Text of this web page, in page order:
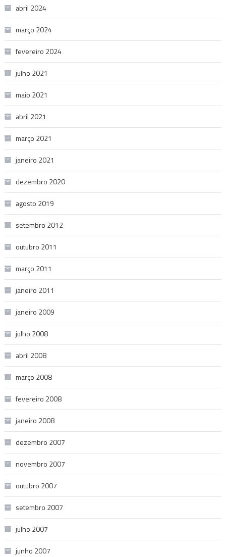
abril 2024
março 2024
fevereiro 2024
julho 2021
maio 2021
abril 2021
março 2021
janeiro 2021
dezembro 2020
agosto 2019
setembro 2012
outubro 2011
março 2011
janeiro 2011
janeiro 2009
julho 2008
abril 2008
março 2008
fevereiro 2008
janeiro 2008
dezembro 2007
novembro 2007
outubro 2007
setembro 2007
julho 2007
junho 2007